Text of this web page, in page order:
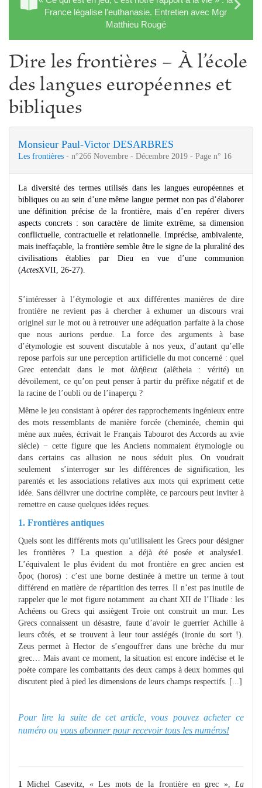
France légalise l'euthanasie. Entretien avec Mgr
Matthieu Rougé
Dire les frontières − À l’école
des langues européennes et
bibliques
Monsieur Paul‑Victor DESARBRES
Les frontières - n°266 Novembre - Décembre 2019 - Page n° 16
La diversité des termes utilisés dans les langues européennes et
bibliques ou au sein d’une même langue permet non pas d’élaborer
une définition précise de la frontière, mais d’en repérer divers
aspects concrets : son caractère de limite extrême, sa dimension
conflictuelle, contractuelle et relationnelle. Imprécise, ambivalente,
mais ineffaçable, la frontière semble être le signe de la pluralité des
civilisations établies par Dieu en vue d’une communion
(ActesXVII, 26-27).
S’intéresser à l’étymologie et aux différentes manières de dire
frontière ne revient pas à chercher à exhumer un discours vrai
originel sur le mot ou à retrouver une adéquation parfaite à la chose
que nous aurions perdue. La force des arguments à base
d’étymologie est souvent discutable à nos yeux, d’autant qu’elle
repose parfois sur une perception artificielle du mot concerné : quel
Grec entendait dans le mot ἀλήθεια (alêtheia : vérité) un
dévoilement, ce qu’on peut penser à partir du préfixe négatif et de
la racine de l’oubli ou de l’inaperçu ?
Même le jeu consistant à opérer des rapprochements ingénieux entre
des mots ressemblants de manière forcée (cheminée, chemin qui
mène aux nuées, écrivait le Français Tabourot des Accords au xvie
siècle) − cette figure que les Anciens nommaient étymologie ou
dans certains cas allusion ne nous séduit plus. On voudrait
seulement s’interroger sur les différences de signification, les
parentés et les associations relatives aux mots qui expriment cette
idée. Sans délivrer une doctrine complète, ce parcours peut inviter à
remettre en cause quelques idées reçues.
1. Frontières antiques
Quels sont les différents mots qu’utilisaient les Grecs pour désigner
les frontières ? La question a déjà été posée et analysée1.
L’équivalent le plus évident du mot frontière en grec ancien est
ὅρος (horos) : c’est une borne destinée à mettre un terme à tout
différend en matière de répartition des terres. Il n’est pas inutile de
rappeler que le mot figure notamment au chant XII de l’Iliade : les
Achéens ou Grecs qui assiègent Troie ont construit un mur. Les
Grecs connaissent un désastre, faute d’avoir le guerrier Achille à
leurs côtés, et se trouvent à leur tour assiégés (ironie du sort !).
Zeus permet à Hector de s’engouffrer dans une brèche du mur
grec… Mais avant ce moment, la situation est encore indécise et le
poète compare les combattants des deux camps à deux hommes qui
discutent pied à pied les dimensions de leurs champs respectifs. [...]
Pour lire la suite de cet article, vous pouvez acheter ce
numéro ou vous abonner pour recevoir tous les numéros!
1 Michel Casevitz, « Les mots de la frontière en grec », La